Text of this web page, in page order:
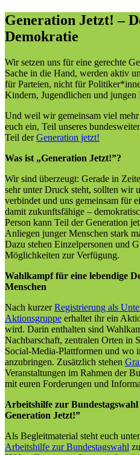
Generation Jetzt! –
Demokratie
Wir setzen uns für eine gerechte
Sache in die Hand, werden aktiv
für Parteien, nicht für
Kindern, Jugendlichen und jungen
Und weil wir gemeinsam viel
euch ein, Teil unseres
Teil derGeneration jetzt!
Was ist „Generation Jetzt!”?
Wir sind überzeugt: Gerade in
sehr unter Druck steht, sollten wir
verbindet und uns gemeinsam für
damit zukunftsfähige –
Person kann Teil der Generation
Anliegen junger Menschen stark
Dazu stehen Einzelpersonen und
Möglichkeiten zur Verfügung.
Wahlkampf für eine lebendige
Menschen
Nach kurzerRegistrierung als
Aktionsgruppe erhaltet ihr ein
wird. Darin enthalten sind
Nachbarschaft, zentralen Orten in
Social-Media-Plattformen und wo
anzubringen. Zusätzlich stehen
Veranstaltungen im Rahmen der
mit euren Forderungen und
Arbeitshilfe zur
Generation Jetzt!”
Als Begleitmaterial steht euch
Arbeitshilfe zur Bundestagswahl